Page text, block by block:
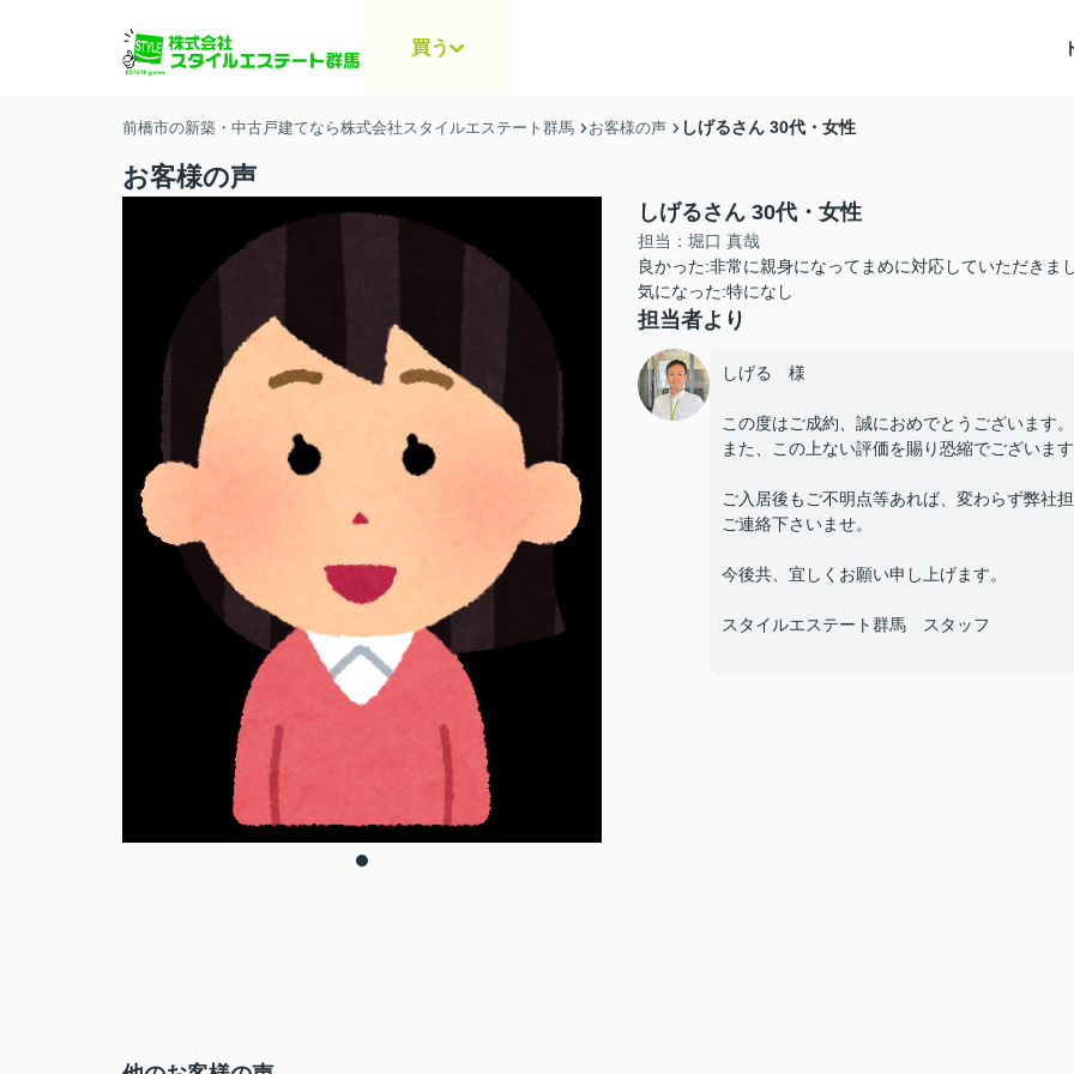
買う
前橋市の新築・中古戸建てなら株式会社スタイルエステート群馬 お客様の声 しげるさん 30代・女性
お客様の声
しげるさん 30代・女性
担当：堀口 真哉
良かった:非常に親身になってまめに対応していただきま
気になった:特になし
担当者より
しげる 様
この度はご成約、誠におめでとうございます。
また、この上ない評価を賜り恐縮でございま
ご入居後もご不明点等あれば、変わらず弊社
ご連絡下さいませ。
今後共、宜しくお願い申し上げます。
スタイルエステート群馬 スタッフ